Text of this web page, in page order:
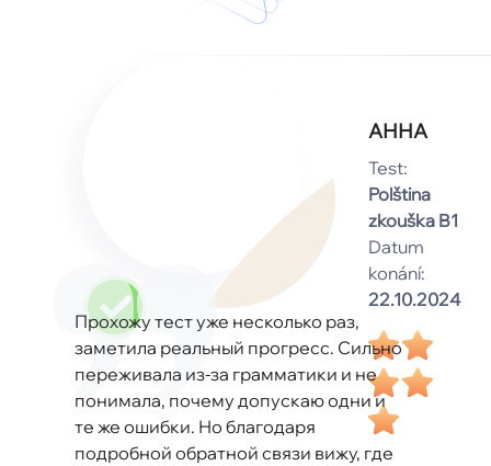
АННА
Test:
Polština
zkouška B1
Datum
konání:
22.10.2024
Прохожу тест уже несколько раз,
заметила реальный прогресс. Сильно
переживала из-за грамматики и не
понимала, почему допускаю одни и
те же ошибки. Но благодаря
подробной обратной связи вижу, где